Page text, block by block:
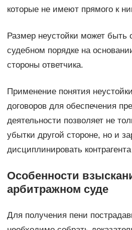
которые не имеют прямого к
Размер неустойки может быть
судебном порядке на
стороны ответчика.
Применение понятия
договоров для обеспечения
деятельности позволяет не
убытки другой стороне, но и
дисциплинировать контрагента
Особенности
арбитражном суде
Для получения пени